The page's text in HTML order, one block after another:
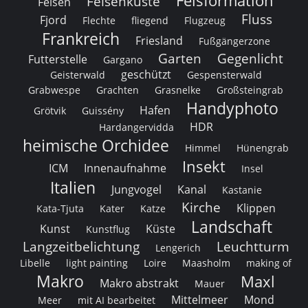
Fjord Flechte fliegend Flugzeug Fluss
Frankreich Friesland Fußgängerzone
Futterstelle Gargano Garten Gegenlicht
Geisterwald geschützt
Gespensterwald
Grabwespe
Grachten Grasnelke
Großsteingrab
Grötvik
Guissény Hafen Handyphoto
Hardangervidda HDR
heimische Orchidee Himmel Hünengrab
ICM Innenaufnahme Insekt Insel
Italien Jungvogel Kanal
Kastanie
Kata-Tjuta
Kater Katze Kirche
Klippen
Kunst
Kunstflug Küste Landschaft
Langzeitbelichtung Lengerich Leuchtturm
Libelle light painting Loire Maasholm making of
Makro Makro abstrakt Mauer Maxl
Meer mit AI bearbeitet Mittelmeer Mond